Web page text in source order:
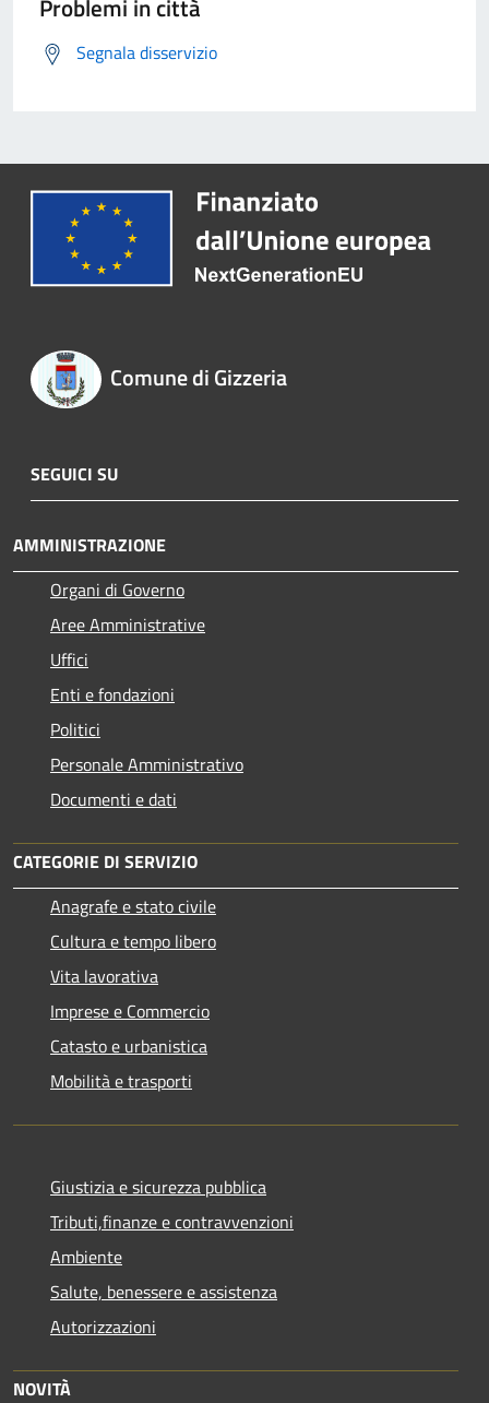
Problemi in città
Segnala disservizio
Comune di Gizzeria
SEGUICI SU
AMMINISTRAZIONE
Organi di Governo
Aree Amministrative
Uffici
Enti e fondazioni
Politici
Personale Amministrativo
Documenti e dati
CATEGORIE DI SERVIZIO
Anagrafe e stato civile
Cultura e tempo libero
Vita lavorativa
Imprese e Commercio
Catasto e urbanistica
Mobilità e trasporti
Giustizia e sicurezza pubblica
Tributi,finanze e contravvenzioni
Ambiente
Salute, benessere e assistenza
Autorizzazioni
NOVITÀ